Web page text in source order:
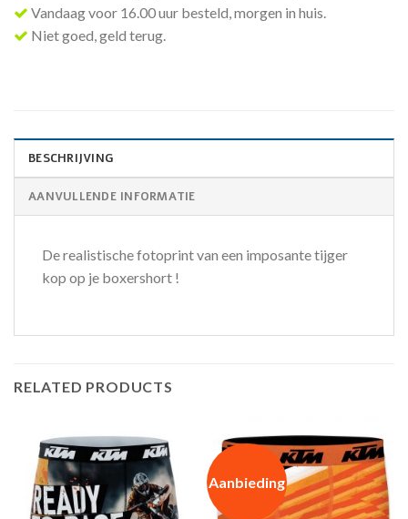
Vandaag voor 16.00 uur besteld, morgen in huis.
Niet goed, geld terug.
BESCHRIJVING
AANVULLENDE INFORMATIE
De realistische fotoprint van een imposante tijger
kop op je boxershort !
RELATED PRODUCTS
Aanbieding